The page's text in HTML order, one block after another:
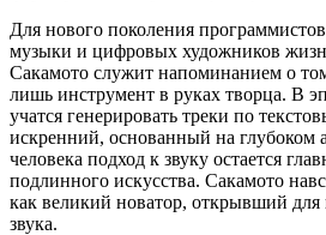
Для нового поколения
музыки и цифровых художников
Сакамото служит напоминанием о
лишь инструмент в руках творца. В
учатся генерировать треки по
искренний, основанный на глубоком
человека подход к звуку остается
подлинного искусства. Сакамото
как великий новатор, открывший для
звука.